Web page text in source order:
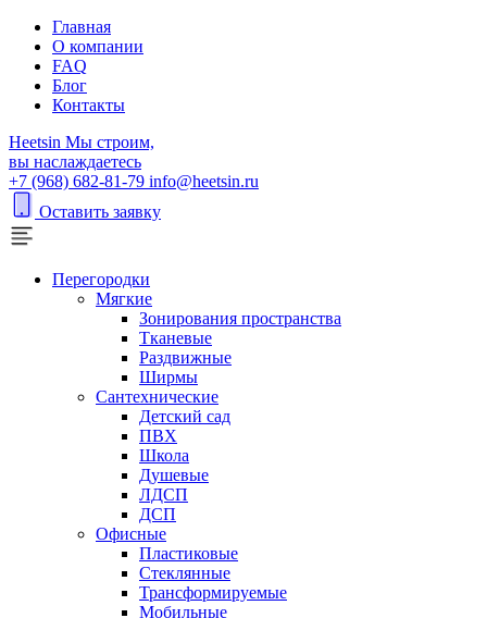
Главная
О компании
FAQ
Блог
Контакты
Heetsin Мы строим,
вы наслаждаетесь
+7 (968) 682-81-79 info@heetsin.ru
Оставить заявку
Перегородки
Мягкие
Зонирования пространства
Тканевые
Раздвижные
Ширмы
Сантехнические
Детский сад
ПВХ
Школа
Душевые
ЛДСП
ДСП
Офисные
Пластиковые
Стеклянные
Трансформируемые
Мобильные